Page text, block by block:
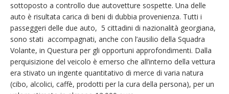
sottoposto a controllo due autovetture sospette. Una delle
auto è risultata carica di beni di dubbia provenienza. Tutti i
passeggeri delle due auto, 5 cittadini di nazionalità georgiana,
sono stati accompagnati, anche con l’ausilio della Squadra
Volante, in Questura per gli opportuni approfondimenti. Dalla
perquisizione del veicolo è emerso che all’interno della vettura
era stivato un ingente quantitativo di merce di varia natura
(cibo, alcolici, caffè, prodotti per la cura della persona), per un